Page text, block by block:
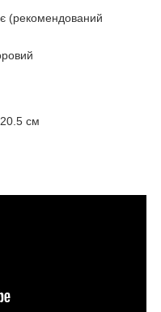
(рекомендований
см